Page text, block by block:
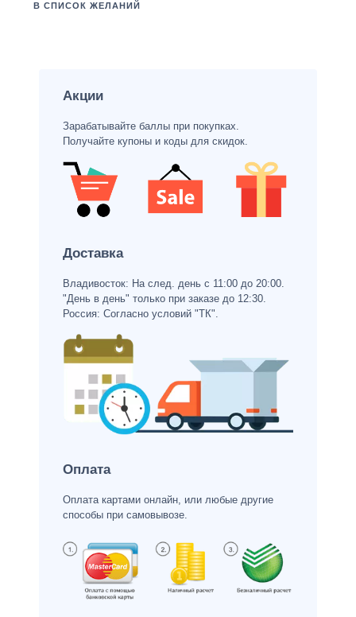
В СПИСОК ЖЕЛАНИЙ
Акции
Зарабатывайте баллы при покупках.
Получайте купоны и коды для скидок.
Доставка
Владивосток: На след. день с 11:00 до 20:00.
"День в день" только при заказе до 12:30.
Россия: Согласно условий "ТК".
Оплата
Оплата картами онлайн, или любые другие
способы при самовывозе.